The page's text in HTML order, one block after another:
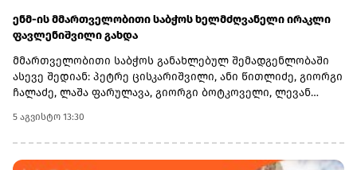
ენმ-ის მმართველობითი საბჭოს ხელმძღვანელი ირაკლი
ფავლენიშვილი გახდა
მმართველობითი საბჭოს განახლებულ შემადგენლობაში
ასევე შედიან: პეტრე ცისკარიშვილი, ანი წითლიძე, გიორგი
ჩალაძე, ლაშა ფარულავა, გიორგი ბოტკოველი, ლევან
შეეხება პარტიის ყოფილ თავმჯდომარეს, თინა ბოკუჩავას,
ლევან ბეჟაშვილის განცხადებით, მან უარი თქვა
მმართველობითი საბჭოს საქმიანობაში მონაწილეობაზე
5 აგვისტო 13:30